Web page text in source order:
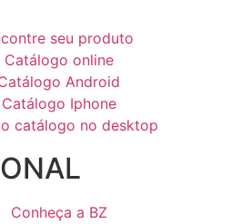
seu produto
Catálogo online
Android
Catálogo Iphone
catálogo no desktop
Conheça a BZ